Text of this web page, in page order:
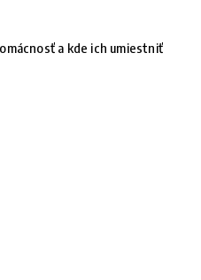
a kde ich umiestniť